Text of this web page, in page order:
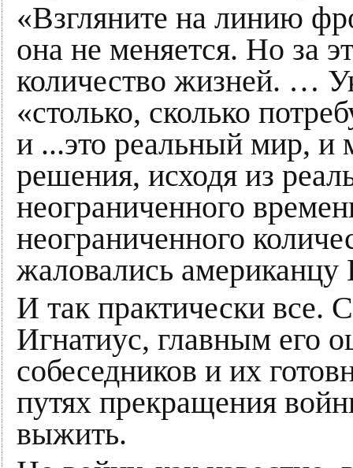
«Взгляните на линию
она не меняется. Но за
количество жизней. …
«столько, сколько
и ...это реальный мир,
решения, исходя из
неограниченного
неограниченного
жаловались
И так практически все.
Игнатиус, главным его
собеседников и их
путях прекращения
выжить.